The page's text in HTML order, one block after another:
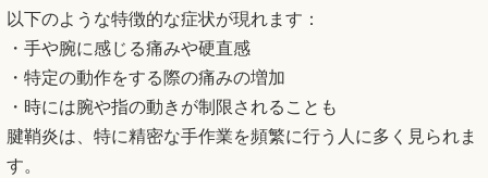
以下のような特徴的な症状が現れます：
・手や腕に感じる痛みや硬直感
・特定の動作をする際の痛みの増加
・時には腕や指の動きが制限されることも
腱鞘炎は、特に精密な手作業を頻繁に行う人に多く見られま
す。